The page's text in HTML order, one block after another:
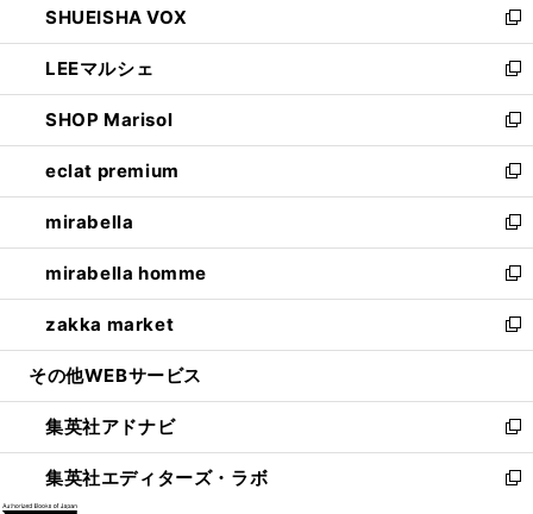
で
開
く
ド
ウ
で
開
く
ィ
ン
ド
ウ
で
開
く
い
ウ
ィ
ン
ド
ウ
で
開
く
SHUEISHA VOX
新
し
い
ウ
ィ
ン
ド
ウ
で
開
く
LEEマルシェ
新
し
い
ウ
ィ
ン
ド
ウ
で
開
く
SHOP Marisol
新
し
い
ウ
ィ
ン
ド
ウ
で
開
eclat premium
新
し
い
ウ
ィ
ン
ド
ウ
開
く
mirabella
新
し
い
ウ
ィ
ン
ウ
で
開
く
mirabella homme
新
し
い
ウ
ン
ド
ウ
で
zakka market
新
し
ウ
ィ
ン
ド
その他WEBサービス
集英社アドナビ
新
し
い
集英社エディターズ・ラボ
新